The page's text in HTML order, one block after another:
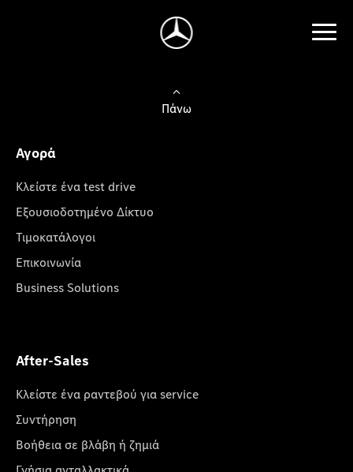
Πάνω
Αγορά
Κλείστε ένα test drive
Εξουσιοδοτημένο Δίκτυο
Τιμοκατάλογοι
Επικοινωνία
Business Solutions
After-Sales
Κλείστε ένα ραντεβού για service
Συντήρηση
Βοήθεια σε βλάβη ή ζημιά